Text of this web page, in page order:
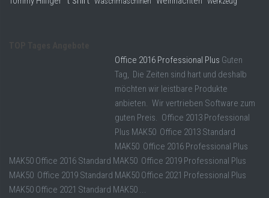
Office 2016 Professional Plus Guten
Tag, Die Zeiten sind hart und deshalb
möchten wir leistbare Produkte
anbieten. Wir vertrieben Software zum
guten Preis. Office 2013 Professional
Plus MAK50 Office 2013 Standard
MAK50 Office 2016 Professional Plus
MAK50 Office 2016 Standard MAK50 Office 2019 Professional Plus
MAK50 Office 2019 Standard MAK50 Office 2021 Professional Plus
MAK50 Office 2021 Standard MAK50 ...